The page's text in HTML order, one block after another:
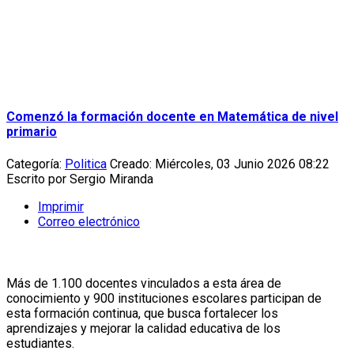
Comenzó la formación docente en Matemática de nivel
primario
Categoría: Politica Creado: Miércoles, 03 Junio 2026 08:22
Escrito por Sergio Miranda
Imprimir
Correo electrónico
Más de 1.100 docentes vinculados a esta área de
conocimiento y 900 instituciones escolares participan de
esta formación continua, que busca fortalecer los
aprendizajes y mejorar la calidad educativa de los
estudiantes.